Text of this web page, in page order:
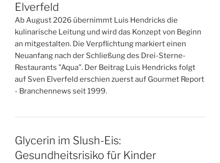
Elverfeld
Ab August 2026 übernimmt Luis Hendricks die
kulinarische Leitung und wird das Konzept von Beginn
an mitgestalten. Die Verpflichtung markiert einen
Neuanfang nach der Schließung des Drei-Sterne-
Restaurants "Aqua". Der Beitrag Luis Hendricks folgt
auf Sven Elverfeld erschien zuerst auf Gourmet Report
- Branchennews seit 1999.
Glycerin im Slush-Eis:
Gesundheitsrisiko für Kinder